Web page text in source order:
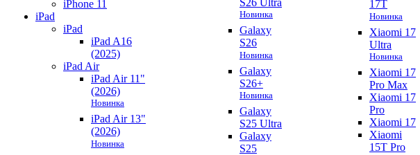
iPhone 11
iPad
iPad
iPad A16
(2025)
iPad Air
iPad Air 11"
(2026)
Новинка
iPad Air 13"
(2026)
Новинка
S26 Ultra
Новинка
Galaxy
S26
Новинка
Galaxy
S26+
Новинка
Galaxy
S25 Ultra
Galaxy
S25
17T
Новинка
Xiaomi 17
Ultra
Новинка
Xiaomi 17
Pro Max
Xiaomi 17
Pro
Xiaomi 17
Xiaomi
15T Pro